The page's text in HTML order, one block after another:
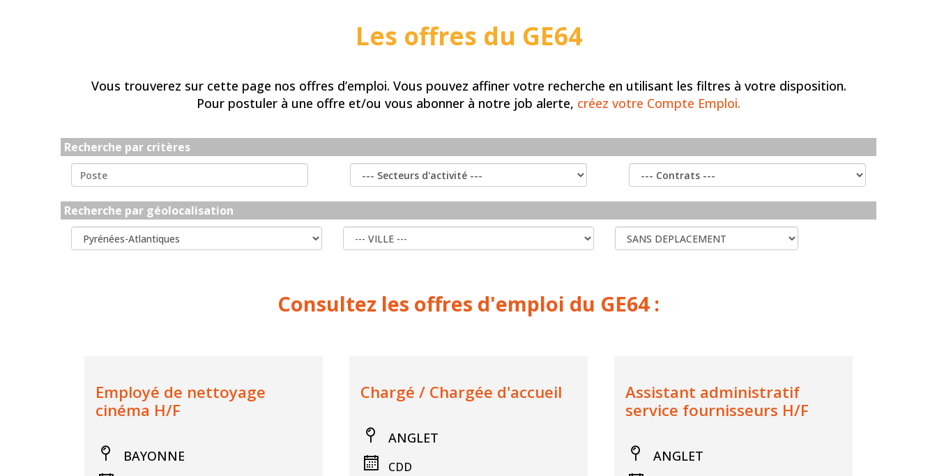
Les offres du GE64
Vous trouverez sur cette page nos offres d’emploi. Vous pouvez affiner votre recherche en utilisant les filtres à votre disposition.
Pour postuler à une offre et/ou vous abonner à notre job alerte, créez votre Compte Emploi.
Recherche par critères
Recherche par géolocalisation
Consultez les offres d'emploi du GE64 :
Employé de nettoyage
cinéma H/F
BAYONNE
Chargé / Chargée d'accueil
ANGLET
CDD
Assistant administratif
service fournisseurs H/F
ANGLET